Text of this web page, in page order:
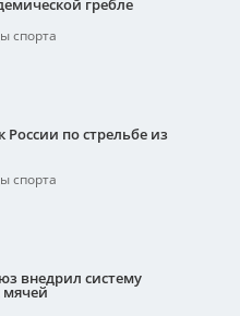
гребле
спорта
России по стрельбе из
спорта
внедрил систему